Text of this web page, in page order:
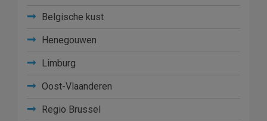
Belgische kust
Henegouwen
Limburg
Oost-Vlaanderen
Regio Brussel